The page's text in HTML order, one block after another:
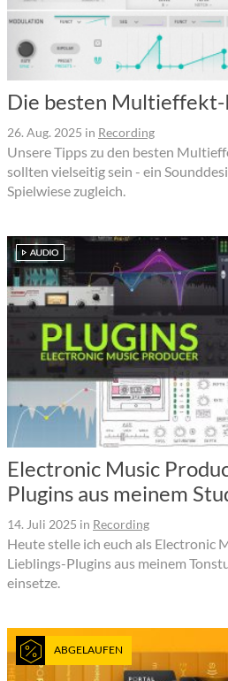
Die besten Multieffekt-
26. Aug. 2025 in Recording
Unsere Tipps zu den besten
sollten vielseitig sein - ein
Spielwiese zugleich.
Electronic Music
Plugins aus meinem
14. Juli 2025 in Recording
Heute stelle ich euch als Electronic
Lieblings-Plugins aus meinem
einsetze.
ABGELAUFEN